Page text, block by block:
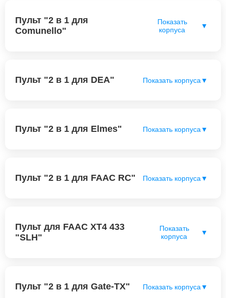
Пульт "2 в 1 для
Comunello"
Показать
корпуса
▼
Пульт "2 в 1 для DEA" Показать корпуса ▼
Пульт "2 в 1 для Elmes" Показать корпуса ▼
Пульт "2 в 1 для FAAC RC" Показать корпуса ▼
Пульт для FAAC XT4 433
"SLH"
Показать
корпуса
▼
Пульт "2 в 1 для Gate-TX" Показать корпуса ▼